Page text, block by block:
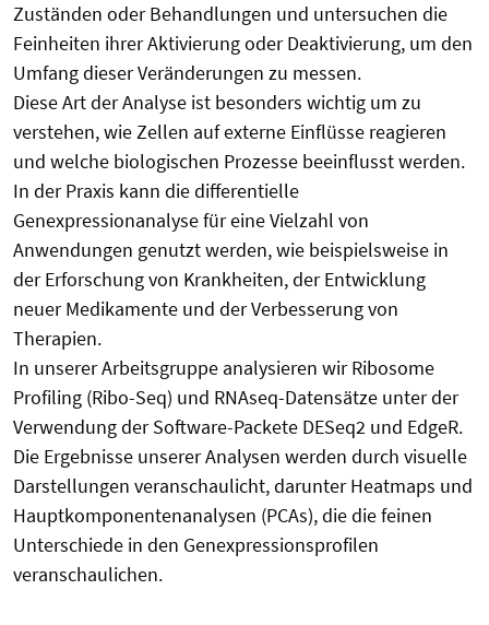
Zuständen oder Behandlungen und untersuchen die
Feinheiten ihrer Aktivierung oder Deaktivierung, um den
Umfang dieser Veränderungen zu messen.
Diese Art der Analyse ist besonders wichtig um zu
verstehen, wie Zellen auf externe Einflüsse reagieren
und welche biologischen Prozesse beeinflusst werden.
In der Praxis kann die differentielle
Genexpressionanalyse für eine Vielzahl von
Anwendungen genutzt werden, wie beispielsweise in
der Erforschung von Krankheiten, der Entwicklung
neuer Medikamente und der Verbesserung von
Therapien.
In unserer Arbeitsgruppe analysieren wir Ribosome
Profiling (Ribo-Seq) und RNAseq-Datensätze unter der
Verwendung der Software-Packete DESeq2 und EdgeR.
Die Ergebnisse unserer Analysen werden durch visuelle
Darstellungen veranschaulicht, darunter Heatmaps und
Hauptkomponentenanalysen (PCAs), die die feinen
Unterschiede in den Genexpressionsprofilen
veranschaulichen.